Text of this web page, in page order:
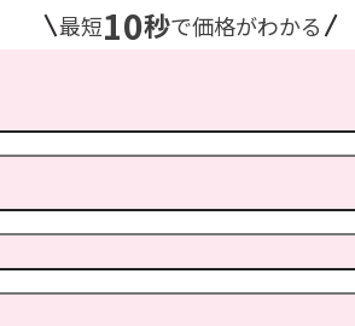
最短10秒で価格がわかる